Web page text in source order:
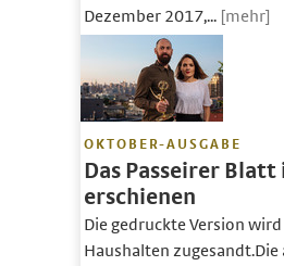
Dezember 2017,... [mehr]
OKTOBER-AUSGABE
Das Passeirer Blatt
erschienen
Die gedruckte Version
Haushalten zugesandt.Die